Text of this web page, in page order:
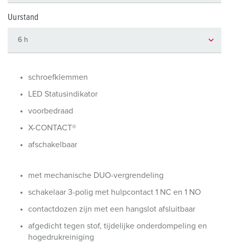
Uurstand
schroefklemmen
LED Statusindikator
voorbedraad
X-CONTACT®
afschakelbaar
met mechanische DUO-vergrendeling
schakelaar 3-polig met hulpcontact 1 NC en 1 NO
contactdozen zijn met een hangslot afsluitbaar
afgedicht tegen stof, tijdelijke onderdompeling en
hogedrukreiniging